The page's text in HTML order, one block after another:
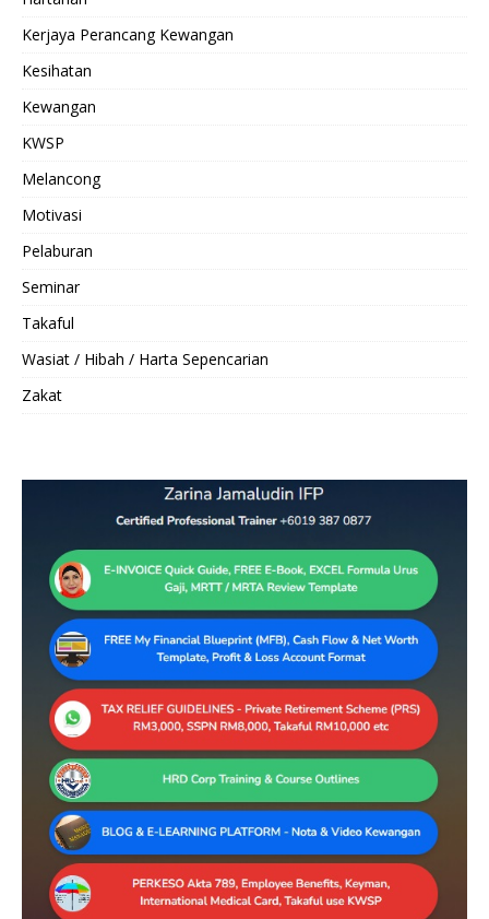
Kerjaya Perancang Kewangan
Kesihatan
Kewangan
KWSP
Melancong
Motivasi
Pelaburan
Seminar
Takaful
Wasiat / Hibah / Harta Sepencarian
Zakat